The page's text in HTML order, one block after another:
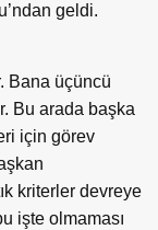
geldi.
Bana üçüncü
Bu arada başka
için görev
kriterler devreye
işte olmaması